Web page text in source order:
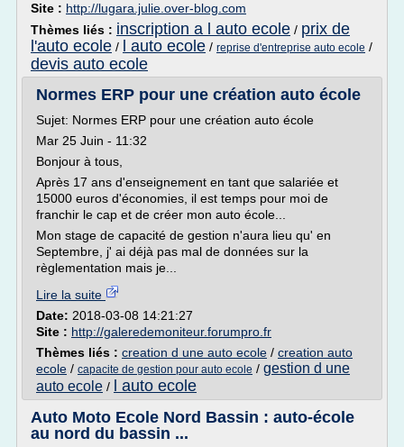
Site : http://lugara.julie.over-blog.com
Thèmes liés : inscription a l auto ecole / prix de
l'auto ecole / l auto ecole / reprise d'entreprise auto ecole /
devis auto ecole
Normes ERP pour une création auto école
Sujet: Normes ERP pour une création auto école
Mar 25 Juin - 11:32
Bonjour à tous,
Après 17 ans d'enseignement en tant que salariée et
15000 euros d'économies, il est temps pour moi de
franchir le cap et de créer mon auto école...
Mon stage de capacité de gestion n'aura lieu qu' en
Septembre, j' ai déjà pas mal de données sur la
règlementation mais je...
Lire la suite
Date: 2018-03-08 14:21:27
Site : http://galeredemoniteur.forumpro.fr
Thèmes liés : creation d une auto ecole / creation auto
ecole / capacite de gestion pour auto ecole / gestion d une
auto ecole /
l auto ecole
Auto Moto Ecole Nord Bassin : auto-école
au nord du bassin ...